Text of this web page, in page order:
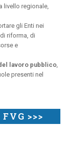
livello regionale,
gli Enti nei
riforma, di
e
lavoro pubblico
presenti nel
>>>